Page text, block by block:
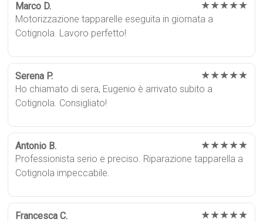
Marco D. ★★★★★
Motorizzazione tapparelle eseguita in giornata a
Cotignola. Lavoro perfetto!
Serena P. ★★★★★
Ho chiamato di sera, Eugenio è arrivato subito a
Cotignola. Consigliato!
Antonio B. ★★★★★
Professionista serio e preciso. Riparazione tapparella a
Cotignola impeccabile.
Francesca C. ★★★★★